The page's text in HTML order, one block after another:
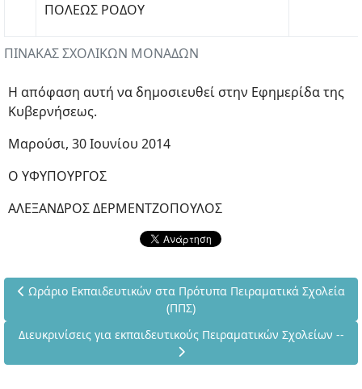
ΠΙΝΑΚΑΣ ΣΧΟΛΙΚΩΝ ΜΟΝΑΔΩΝ
ΠΟΛΕΩΣ ΡΟΔΟΥ
Η απόφαση αυτή να δημοσιευθεί στην Εφημερίδα της
Κυβερνήσεως.
Μαρούσι, 30 Ιουνίου 2014
Ο ΥΦΥΠΟΥΡΓΟΣ
ΑΛΕΞΑΝΔΡΟΣ ΔΕΡΜΕΝΤΖΟΠΟΥΛΟΣ
Προηγούμενο άρθρο: Ωράριο Εκπαιδευτικών στα Πρότυπα
Ωράριο Εκπαιδευτικών στα Πρότυπα Πειραματικά Σχολεία
(ΠΠΣ)
Επόμενο άρθρο: Διευκρινίσεις για εκπαιδευτικούς
Διευκρινίσεις για εκπαιδευτικούς Πειραματικών Σχολείων --